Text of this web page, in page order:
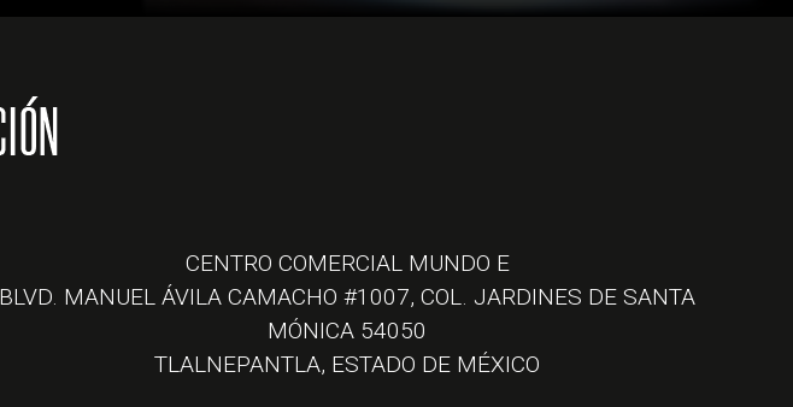
CENTRO COMERCIAL MUNDO E
BLVD. MANUEL ÁVILA CAMACHO #1007, COL. JARDINES DE SANTA
MÓNICA 54050
TLALNEPANTLA, ESTADO DE MÉXICO